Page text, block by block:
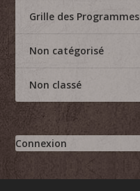
Grille des Programmes
Non catégorisé
Non classé
Connexion